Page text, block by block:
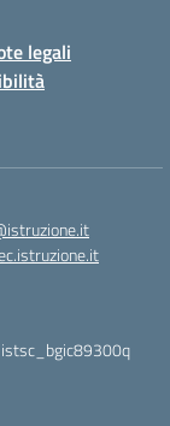
legali
istsc_bgic89300q